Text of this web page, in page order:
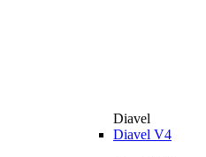
Diavel
Diavel V4